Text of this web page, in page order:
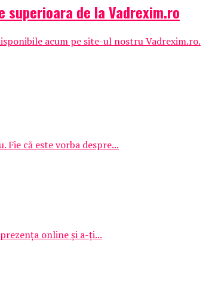
de la Vadrexim.ro
acum pe site-ul nostru Vadrexim.ro.
că este vorba despre...
online și a-ți...